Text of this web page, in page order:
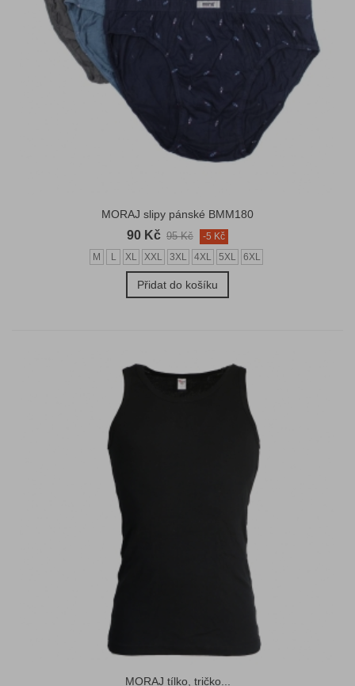
MORAJ slipy pánské BMM180
90 Kč 95 Kč
-5 Kč
M
L XL XXL 3XL 4XL 5XL 6XL
Přidat do košíku
MORAJ tílko, tričko...